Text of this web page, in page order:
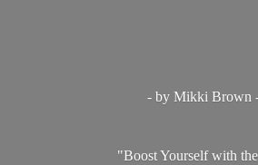
- by Mikki Brown
"Boost Yourself with